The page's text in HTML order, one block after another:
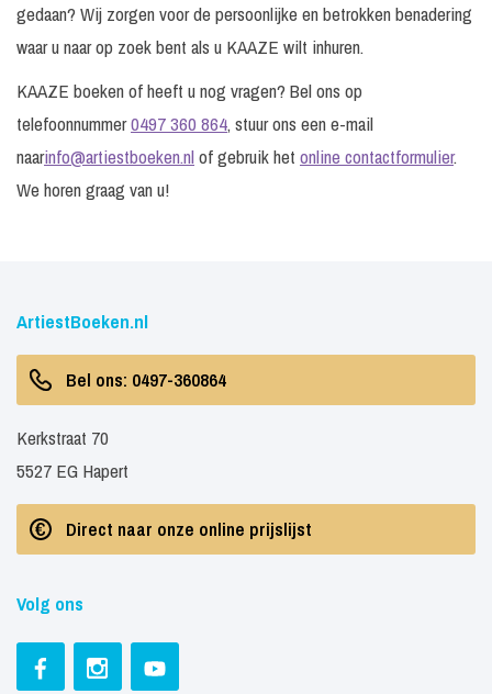
gedaan? Wij zorgen voor de persoonlijke en betrokken benadering
waar u naar op zoek bent als u KAAZE wilt inhuren.
KAAZE boeken of heeft u nog vragen? Bel ons op
telefoonnummer0497 360 864, stuur ons een e-mail
naarinfo@artiestboeken.nlof gebruik het online contactformulier.
We horen graag van u!
ArtiestBoeken.nl
Bel ons: 0497-360864
Kerkstraat 70
5527 EG Hapert
Direct naar onze online prijslijst
Volg ons